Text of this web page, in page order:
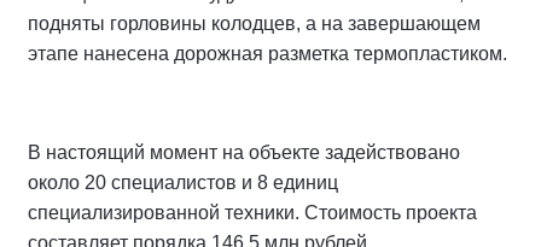
подняты горловины колодцев, а на завершающем
этапе нанесена дорожная разметка термопластиком.
В настоящий момент на объекте задействовано
около 20 специалистов и 8 единиц
специализированной техники. Стоимость проекта
составляет порядка 146,5 млн рублей.